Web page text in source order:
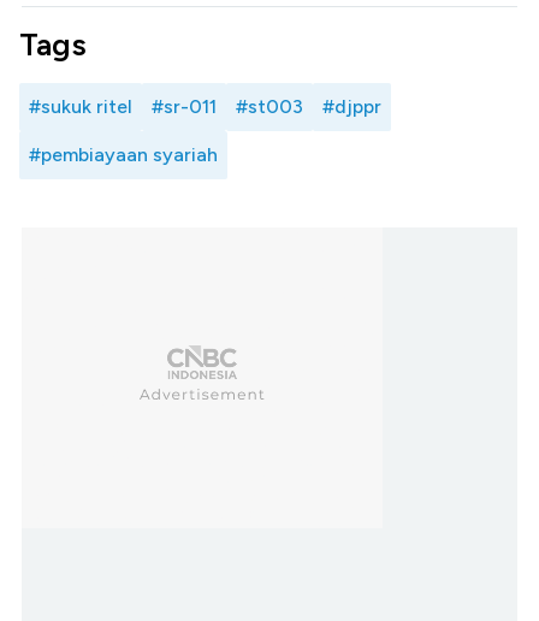
Tags
#sukuk ritel #sr-011 #st003 #djppr
#pembiayaan syariah